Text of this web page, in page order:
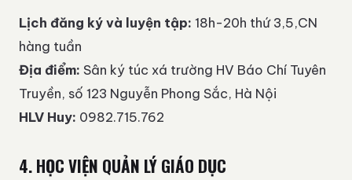
Lịch đăng ký và luyện tập: 18h-20h thứ 3,5,CN
hàng tuần
Địa điểm: Sân ký túc xá trường HV Báo Chí Tuyên
Truyền, số 123 Nguyễn Phong Sắc, Hà Nội
HLV Huy: 0982.715.762
4. HỌC VIỆN QUẢN LÝ GIÁO DỤC